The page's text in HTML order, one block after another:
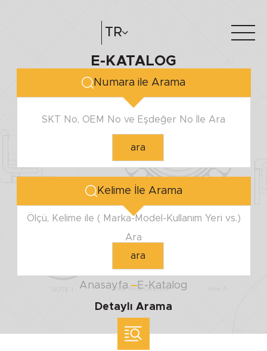
TR
Hakkımızda e-katalog
E-KATALOG
Numara ile Arama
SKT No, OEM No ve Eşdeğer No İle Ara
ara
Kelime İle Arama
Ölçü, Kelime ile ( Marka-Model-Kullanım Yeri vs.)
Ara
ara
Anasayfa
E-Katalog
Detaylı Arama
Minimum
Maximum
YUVA ÇAPI
Minimum
YÜKSEKLİK
Minimum
ölçü ile arama yap